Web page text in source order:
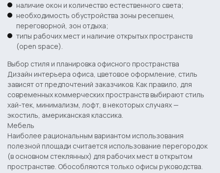
наличие окон и количество естественного света;
необходимость обустройства зоны ресепшен,
переговорной, зон отдыха;
типы рабочих мест и наличие открытых пространств
(open space).
Выбор стиля и планировка офисного пространства
Дизайн интерьера офиса, цветовое оформление, стиль
зависят от предпочтений заказчиков. Как правило, для
современных коммерческих пространств выбирают стиль
хай-тек, минимализм, лофт, в некоторых случаях —
экостиль, американская классика.
Мебель
Наиболее рациональным вариантом использования
полезной площади считается использование перегородок
(в основном стеклянных) для рабочих мест в открытом
пространстве. Обособляются только офисы руководства.